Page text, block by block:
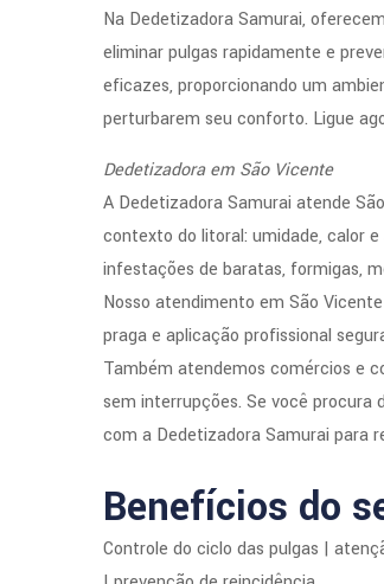
Na Dedetizadora Samurai,
eliminar pulgas rapidamente e
eficazes, proporcionando um
perturbarem seu conforto. Ligue
Dedetizadora em São Vicente
A Dedetizadora Samurai atende
contexto do litoral: umidade, calor
infestações de baratas, formigas,
Nosso atendimento em São
praga e aplicação profissional
Também atendemos comércios e
sem interrupções. Se você
com a Dedetizadora Samurai para
Benefícios do
Controle do ciclo das pulgas |